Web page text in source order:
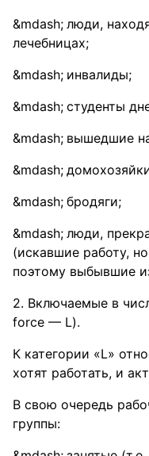
люди,
лечебницах;
инвалиды;
студенты
вышедшие
бродяги;
люди,
(искавшие работу,
поэтому выбывшие
2. Включаемые в
force — L).
К категории «L»
хотят работать, и
В свою очередь
группы: